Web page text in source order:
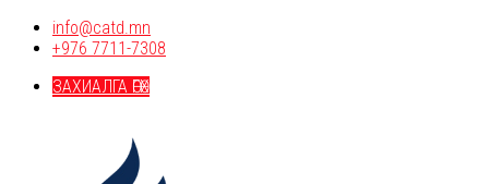
info@catd.mn
+976 7711-7308
ЗАХИАЛГА ӨГӨХ